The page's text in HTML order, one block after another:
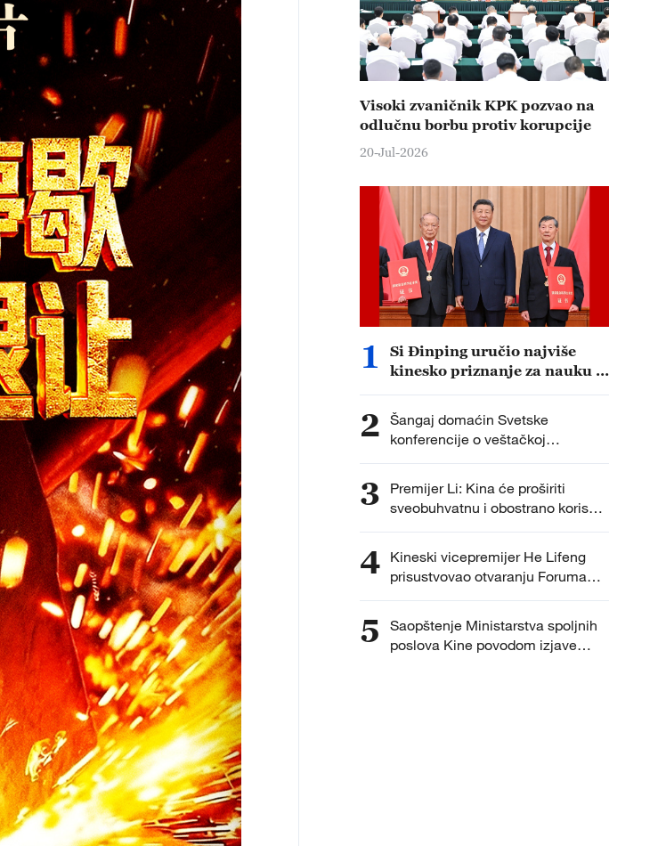
Visoki zvaničnik KPK pozvao na
odlučnu borbu protiv korupcije
20-Jul-2026
1
Si Đinping uručio najviše
kinesko priznanje za nauku i
izgradnju tehnološki jake
zemlje
2 Šangaj domaćin Svetske
konferencije o veštačkoj
inteligenciji od 17. do 20. jula
3
Premijer Li: Kina će proširiti
sveobuhvatnu i obostrano korisnu
saradnju sa Crnom Gorom
4 Kineski vicepremijer He Lifeng
prisustvovao otvaranju Foruma
Luđijacuej u Šangaju
5
Saopštenje Ministarstva spoljnih
poslova Kine povodom izjave